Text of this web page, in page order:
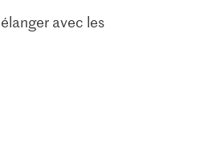
avec les